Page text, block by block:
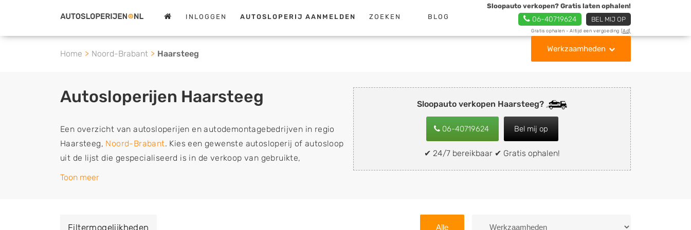
INLOGGEN AUTOSLOPERIJ AANMELDEN ZOEKEN BLOG
Sloopauto verkopen? Gratis laten ophalen!
06-40719624 BEL MIJ OP
Gratis ophalen - Altijd een vergoeding [Ad]
Werkzaamheden
Home Noord-Brabant Haarsteeg
Sloopauto verkopen Haarsteeg?
06-40719624 Bel mij op
✔ 24/7 bereikbaar ✔ Gratis ophalen!
Autosloperijen Haarsteeg
Een overzicht van autosloperijen en autodemontagebedrijven in regio
Haarsteeg, Noord-Brabant. Kies een gewenste autosloperij of autosloop
uit de lijst die gespecialiseerd is in de verkoop van gebruikte,
tweedehands en sloopauto onderdelen of in de inkoop van sloopauto's,
Toon meer
Filtermogelijkheden Alle